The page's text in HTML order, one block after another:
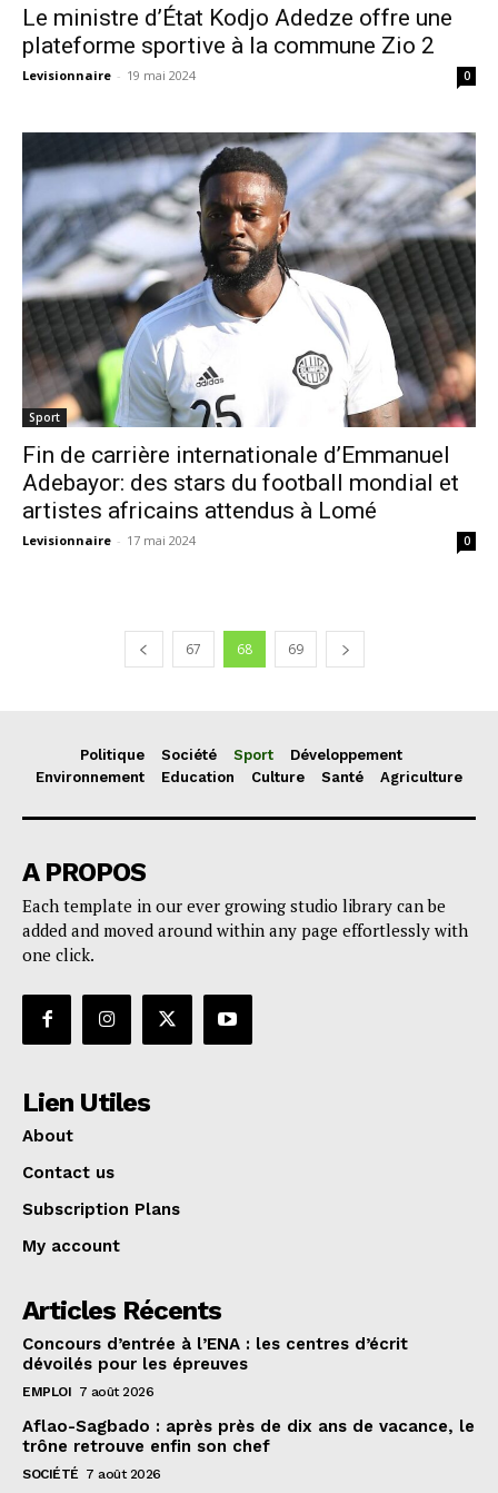
Le ministre d’État Kodjo Adedze offre une
plateforme sportive à la commune Zio 2
Levisionnaire - 19 mai 2024 0
Sport
Fin de carrière internationale d’Emmanuel
Adebayor: des stars du football mondial et
artistes africains attendus à Lomé
Levisionnaire - 17 mai 2024 0
67 68 69
Politique Société Sport
Développement
Environnement
Education Culture Santé Agriculture
A PROPOS
Each template in our ever growing studio library can be
added and moved around within any page effortlessly with
one click.
Lien Utiles
About
Contact us
Subscription Plans
My account
Articles Récents
Concours d’entrée à l’ENA : les centres d’écrit
dévoilés pour les épreuves
EMPLOI 7 août 2026
Aflao-Sagbado : après près de dix ans de vacance, le
trône retrouve enfin son chef
SOCIÉTÉ 7 août 2026